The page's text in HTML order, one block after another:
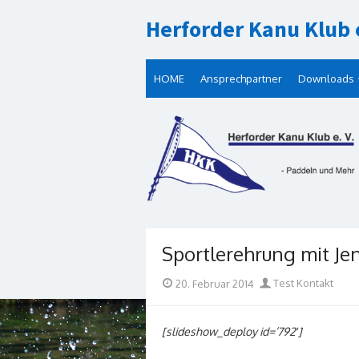
to
Herforder Kanu Klub
HOME Ansprechpartner Downloads
Sportlerehrung mit
Posted
20. Februar 2014 Author
Test Kontakt
[slideshow_deploy id=’792′]